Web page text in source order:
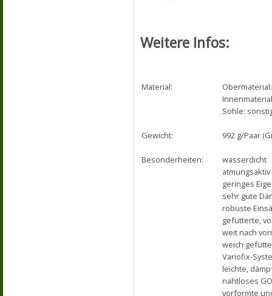
Weitere Infos:
Material:
Sohle:
Gewicht: 992 g/Paar
Besonderheiten:
wasserdicht
atmungsaktiv
geringes
sehr gute
robuste
gefütterte,
weit nach
weich
Variofix-
leichte,
nahtloses
vorformte